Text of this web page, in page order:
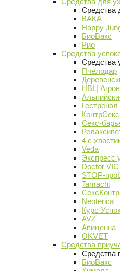
Средства
ВАКА
Happy
БиоВакс
Рио
Средства
Средства
Пчелодар
НВЦ
Гестренол
КонтрСекс
Секс-
4 с
Veda
Экспресс
Doctor VIC
STOP-
Tamachi
Neoterica
Курс
AVZ
Апиценна
OKVET
Средства
Средства
БиоВакс